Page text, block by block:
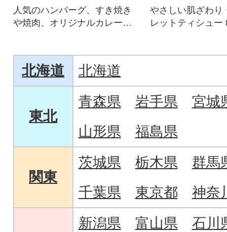
人気のハンバーグ、すき焼き
や焼肉、オリジナルカレー、
やさしい肌ざわり
レットティシュー
北海道 北海道
東北
青森県 岩手県
宮城
山形県
福島県
関東
茨城県 栃木県
群馬
千葉県
東京都 神奈
新潟県 富山県
石川